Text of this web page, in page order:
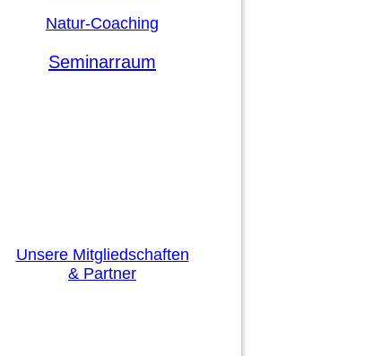
Natur-Coaching
Seminarraum
Unsere Mitgliedschaften
& Partner